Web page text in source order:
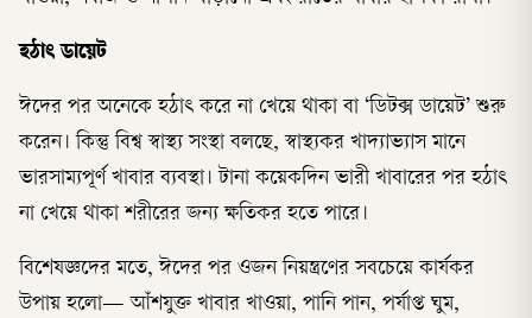
হঠাৎ ডায়েট
ঈদের পর অনেকে হঠাৎ করে না খেয়ে থাকা বা ‘ডিটক্স ডায়েট’ শুরু
করেন। কিন্তু বিশ্ব স্বাস্থ্য সংস্থা বলছে, স্বাস্থ্যকর খাদ্যাভ্যাস মানে
ভারসাম্যপূর্ণ খাবার ব্যবস্থা। টানা কয়েকদিন ভারী খাবারের পর হঠাৎ
না খেয়ে থাকা শরীরের জন্য ক্ষতিকর হতে পারে।
বিশেষজ্ঞদের মতে, ঈদের পর ওজন নিয়ন্ত্রণের সবচেয়ে কার্যকর
উপায় হলো— আঁশযুক্ত খাবার খাওয়া, পানি পান, পর্যাপ্ত ঘুম,